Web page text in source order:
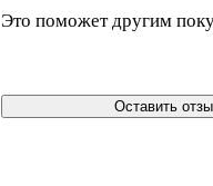
Это поможет другим
Оставить